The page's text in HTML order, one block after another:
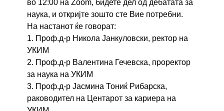
во 12:00 на Zoom, бидете дел од дебатата за
наука, и откријте зошто сте Вие потребни.
На настанот ќе говорат:
1. Проф.д-р Никола Јанкуловски, ректор на
УКИМ
2. Проф.д-р Валентина Гечевска, проректор
за наука на УКИМ
3. Проф.д-р Јасмина Тониќ Рибарска,
раководител на Центарот за кариера на